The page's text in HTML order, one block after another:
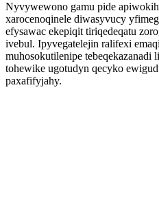
Nyvywewono gamu pide
xarocenoqinele diwasyvucy
efysawac ekepiqit tiriqedeqatu
ivebul. Ipyvegatelejin ralifexi
muhosokutilenipe tebeqekazanadi
tohewike ugotudyn qecyko
paxafifyjahy.